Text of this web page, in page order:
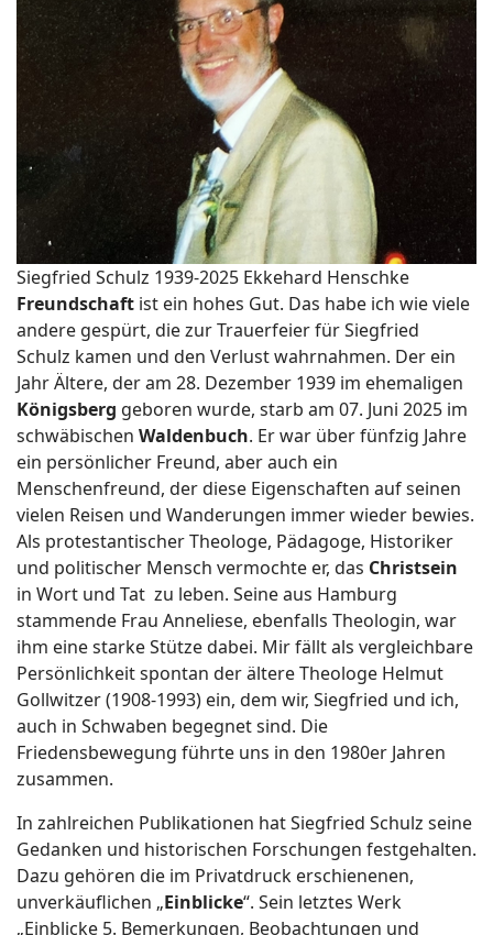
Siegfried Schulz 1939-2025 Ekkehard Henschke
Freundschaft ist ein hohes Gut. Das habe ich wie viele
andere gespürt, die zur Trauerfeier für Siegfried
Schulz kamen und den Verlust wahrnahmen. Der ein
Jahr Ältere, der am 28. Dezember 1939 im ehemaligen
Königsberg geboren wurde, starb am 07. Juni 2025 im
schwäbischen Waldenbuch. Er war über fünfzig Jahre
ein persönlicher Freund, aber auch ein
Menschenfreund, der diese Eigenschaften auf seinen
vielen Reisen und Wanderungen immer wieder bewies.
Als protestantischer Theologe, Pädagoge, Historiker
und politischer Mensch vermochte er, das Christsein
in Wort und Tat zu leben. Seine aus Hamburg
stammende Frau Anneliese, ebenfalls Theologin, war
ihm eine starke Stütze dabei. Mir fällt als vergleichbare
Persönlichkeit spontan der ältere Theologe Helmut
Gollwitzer (1908-1993) ein, dem wir, Siegfried und ich,
auch in Schwaben begegnet sind. Die
Friedensbewegung führte uns in den 1980er Jahren
zusammen.
In zahlreichen Publikationen hat Siegfried Schulz seine
Gedanken und historischen Forschungen festgehalten.
Dazu gehören die im Privatdruck erschienenen,
unverkäuflichen „Einblicke“. Sein letztes Werk
„Einblicke 5. Bemerkungen, Beobachtungen und